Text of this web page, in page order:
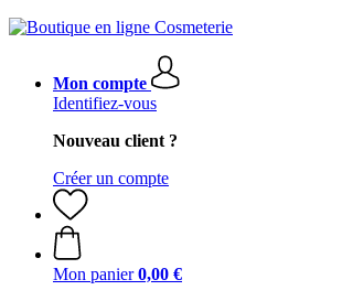
Mon compte
Identifiez-vous
Nouveau client ?
Créer un compte
Mon panier 0,00 €